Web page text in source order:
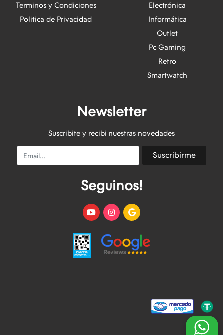
Terminos y Condiciones
Politica de Privacidad
Electrónica
Informática
Outlet
Pc Gaming
Retro
Smartwatch
Newsletter
Suscribite y recibi nuestras novedades
Email Suscribirme
Seguinos!